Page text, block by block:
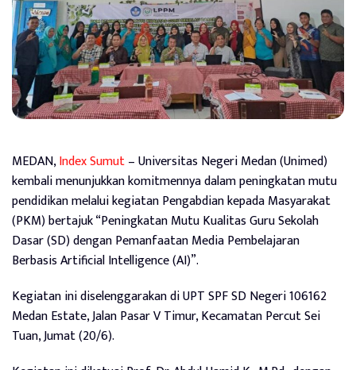
MEDAN,Index Sumut– Universitas Negeri Medan (Unimed)
kembali menunjukkan komitmennya dalam peningkatan mutu
pendidikan melalui kegiatan Pengabdian kepada Masyarakat
(PKM) bertajuk “Peningkatan Mutu Kualitas Guru Sekolah
Dasar (SD) dengan Pemanfaatan Media Pembelajaran
Berbasis Artificial Intelligence (AI)”.
Kegiatan ini diselenggarakan di UPT SPF SD Negeri 106162
Medan Estate, Jalan Pasar V Timur, Kecamatan Percut Sei
Tuan, Jumat (20/6).